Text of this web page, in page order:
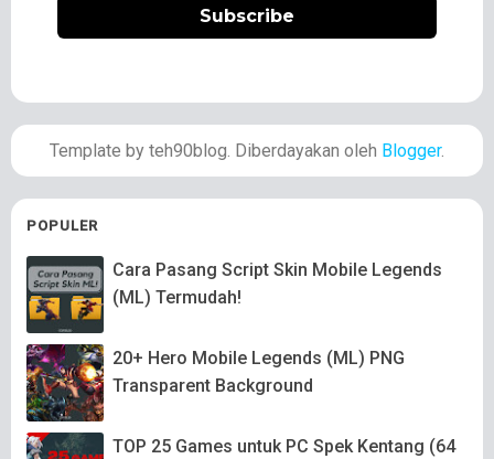
Subscribe
Template by teh90blog. Diberdayakan oleh Blogger.
POPULER
Cara Pasang Script Skin Mobile Legends
(ML) Termudah!
20+ Hero Mobile Legends (ML) PNG
Transparent Background
TOP 25 Games untuk PC Spek Kentang (64